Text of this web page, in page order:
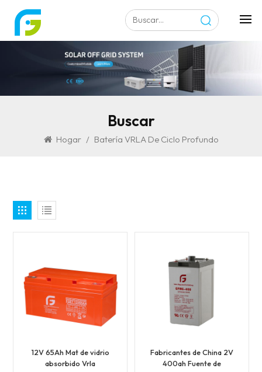
Buscar
Hogar / Batería VRLA De Ciclo Profundo
12V 65Ah Mat de vidrio
absorbido Vrla
Fabricantes de China 2V
400ah Fuente de